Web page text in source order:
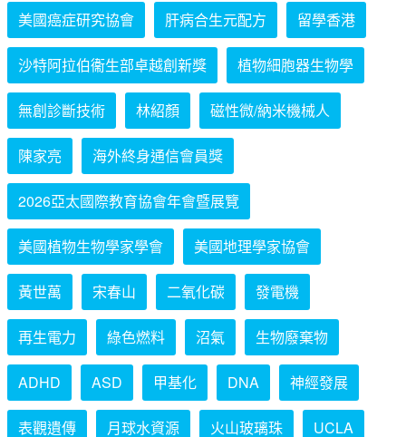
美國癌症研究協會 肝病合生元配方 留學香港
沙特阿拉伯衞生部卓越創新獎 植物細胞器生物學
無創診斷技術 林紹顏 磁性微/納米機械人
陳家亮 海外終身通信會員獎
2026亞太國際教育協會年會暨展覽
美國植物生物學家學會 美國地理學家協會
黃世萬 宋春山 二氧化碳 發電機
再生電力 綠色燃料 沼氣 生物廢棄物
ADHD ASD 甲基化 DNA 神經發展
表觀遺傳 月球水資源 火山玻璃珠 UCLA